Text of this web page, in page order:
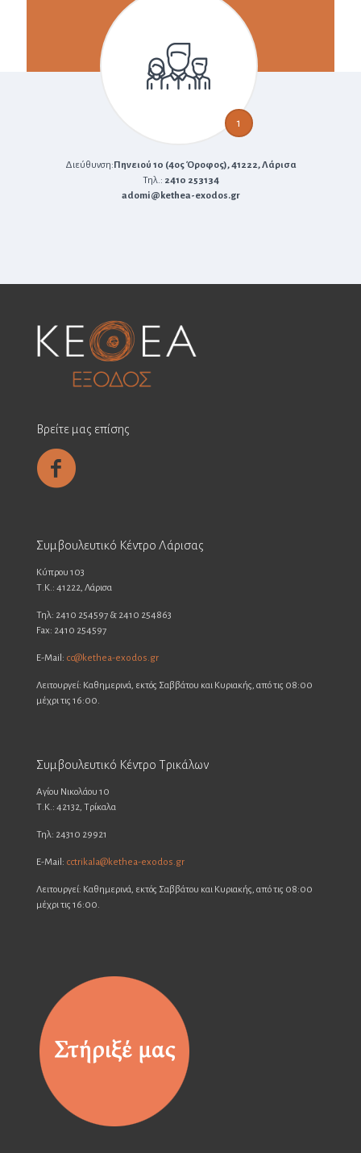
1
Διεύθυνση:Πηνειού 10 (4ος Όροφος), 41222, Λάρισα
Τηλ.: 2410 253134
adomi@kethea-exodos.gr
Βρείτε μας επίσης
Συμβουλευτικό Κέντρο Λάρισας
Κύπρου 103
Τ.Κ.: 41222, Λάρισα
Τηλ: 2410 254597 & 2410 254863
Fax: 2410 254597
E-Mail: cc@kethea-exodos.gr
Λειτουργεί: Καθημερινά, εκτός Σαββάτου και Κυριακής, από τις 08:00
μέχρι τις 16:00.
Συμβουλευτικό Κέντρο Τρικάλων
Αγίου Νικολάου 10
Τ.Κ.: 42132, Τρίκαλα
Τηλ: 24310 29921
E-Mail: cctrikala@kethea-exodos.gr
Λειτουργεί: Καθημερινά, εκτός Σαββάτου και Κυριακής, από τις 08:00
μέχρι τις 16:00.